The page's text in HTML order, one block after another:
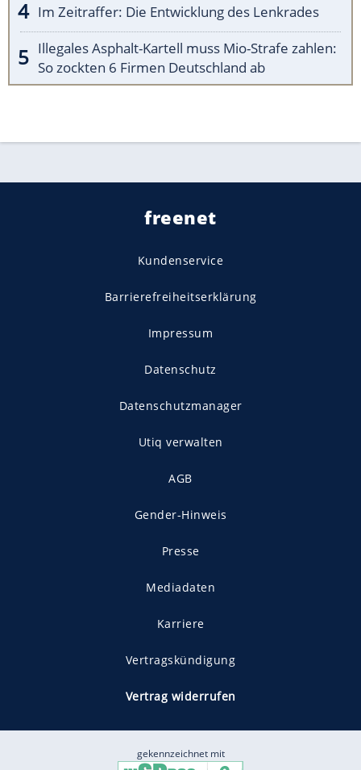
Im Zeitraffer: Die Entwicklung des Lenkrades
Illegales Asphalt-Kartell muss Mio-Strafe zahlen:
So zockten 6 Firmen Deutschland ab
freenet
Kundenservice
Barrierefreiheitserklärung
Impressum
Datenschutz
Datenschutzmanager
Utiq verwalten
AGB
Gender-Hinweis
Presse
Mediadaten
Karriere
Vertragskündigung
Vertrag widerrufen
gekennzeichnet mit